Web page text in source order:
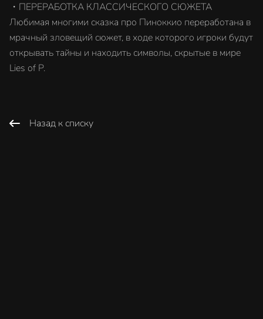
・ПЕРЕРАБОТКА КЛАССИЧЕСКОГО СЮЖЕТА
Любимая многими сказка про Пиноккио переработана в
мрачный зловещий сюжет, в ходе которого игроки будут
открывать тайны и находить символы, скрытые в мире
Lies of P.
Назад к списку